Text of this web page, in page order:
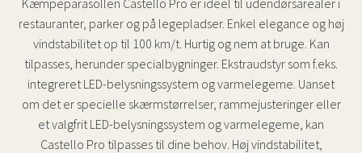
Kæmpeparasollen Castello Pro er ideel til udendørsarealer i
restauranter, parker og på legepladser. Enkel elegance og høj
vindstabilitet op til 100 km/t. Hurtig og nem at bruge. Kan
tilpasses, herunder specialbygninger. Ekstraudstyr som f.eks.
integreret LED-belysningssystem og varmelegeme. Uanset
om det er specielle skærmstørrelser, rammejusteringer eller
et valgfrit LED-belysningssystem og varmelegeme, kan
Castello Pro tilpasses til dine behov. Høj vindstabilitet,